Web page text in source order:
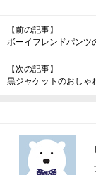
【前の記事】
ボーイフレンドパンツ
【次の記事】
黒ジャケットのおしゃ